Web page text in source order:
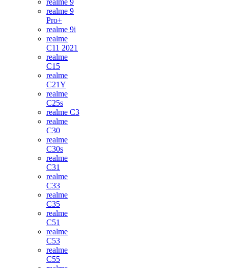
realme 9
realme 9
Pro+
realme 9i
realme
C11 2021
realme
C15
realme
C21Y
realme
C25s
realme C3
realme
C30
realme
C30s
realme
C31
realme
C33
realme
C35
realme
C51
realme
C53
realme
C55